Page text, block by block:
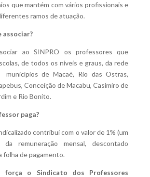
que mantém com vários profissionais e
ramos de atuação.
associar?
ao SINPRO os professores que
de todos os níveis e graus, da rede
municípios de Macaé, Rio das Ostras,
Conceição de Macabu, Casimiro de
e Rio Bonito.
paga?
contribui com o valor de 1% (um
remuneração mensal, descontado
folha de pagamento.
força o Sindicato dos Professores